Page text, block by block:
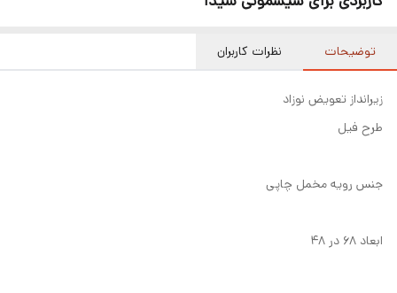
توضیحات نظرات کاربران
زیرانداز تعویض نوزاد
طرح فیل
جنس رویه مخمل چاپی
ابعاد ۶۸ در ۴۸